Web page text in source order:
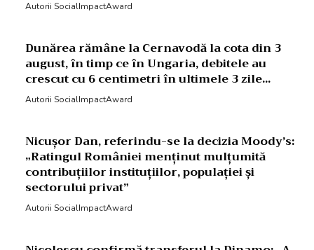
Autorii SocialImpactAward
Dunărea rămâne la Cernavodă la cota din 3
august, în timp ce în Ungaria, debitele au
crescut cu 6 centimetri în ultimele 3 zile...
Autorii SocialImpactAward
Nicușor Dan, referindu-se la decizia Moody’s:
„Ratingul României menținut mulțumită
contribuțiilor instituțiilor, populației și
sectorului privat”
Autorii SocialImpactAward